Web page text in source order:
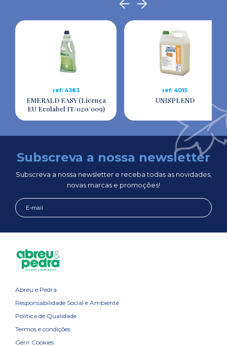
ref: 4383
EMERALD EASY (Licença
EU Ecolabel IT/020/009)
ref: 4015
UNISPLEND
Subscreva a nossa newsletter
Subscreva a nossa newsletter e receba todas as novidades,
novas marcas e promoções!
Abreu e Pedra
Responsabilidade Social e Ambiente
Política de Qualidade
Termos e condições
Gerir Cookies